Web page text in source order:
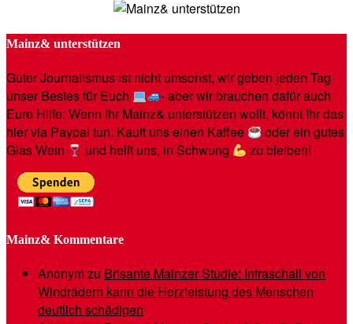
Mainz& unterstützen
Guter Journalismus ist nicht umsonst, wir geben jeden Tag
unser Bestes für Euch
- aber wir brauchen dafür auch
Eure Hilfe: Wenn Ihr Mainz& unterstützen wollt, könnt Ihr das
hier via Paypal tun. Kauft uns einen Kaffee
oder ein gutes
Glas Wein
und helft uns, in Schwung zu bleiben!
Mainz& Kommentare
Anonymzu Brisante Mainzer Studie: Infraschall von
Windrädern kann die Herzleistung des Menschen
deutlich schädigen